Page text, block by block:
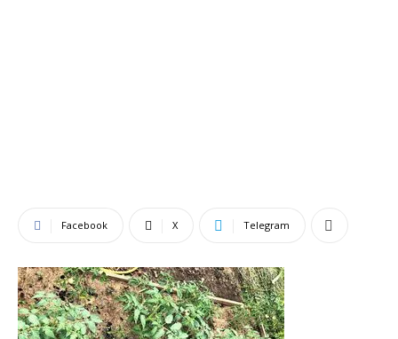
Facebook X Telegram